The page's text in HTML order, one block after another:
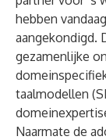
hebben
aangekondigd.
gezamenlijke
taalmodellen
Naarmate de